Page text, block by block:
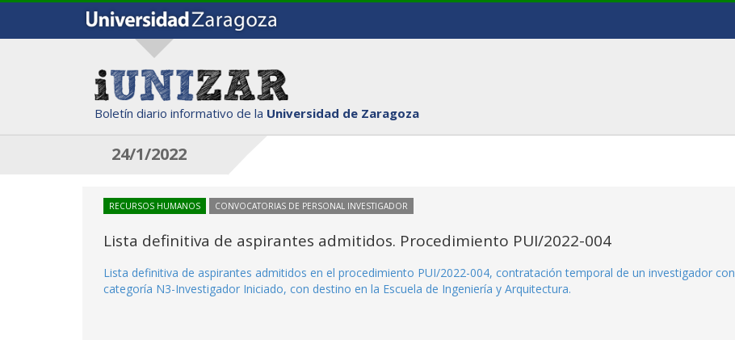
Boletín diario informativo de la Universidad de Zaragoza
24/1/2022
RECURSOS HUMANOS CONVOCATORIAS DE PERSONAL INVESTIGADOR
Lista definitiva de aspirantes admitidos. Procedimiento PUI/2022-004
Lista definitiva de aspirantes admitidos en el procedimiento PUI/2022-004, contratación temporal de un investigador con
categoría N3-Investigador Iniciado, con destino en la Escuela de Ingeniería y Arquitectura.